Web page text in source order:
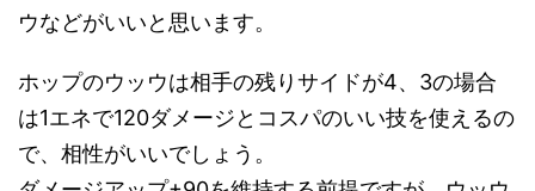
ウなどがいいと思います。
ホップのウッウは相手の残りサイドが4、3の場合
は1エネで120ダメージとコスパのいい技を使えるの
で、相性がいいでしょう。